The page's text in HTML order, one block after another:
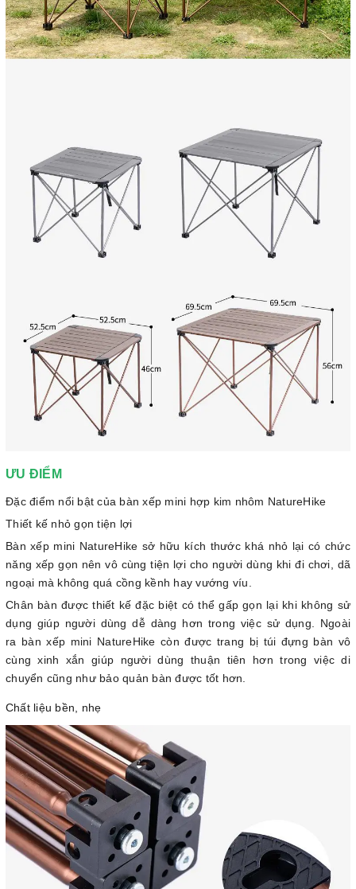
ƯU ĐIỂM
Đặc điểm nổi bật của bàn xếp mini hợp kim nhôm NatureHike
Thiết kế nhỏ gọn tiện lợi
Bàn xếp mini NatureHike sở hữu kích thước khá nhỏ lại có chức
năng xếp gọn nên vô cùng tiện lợi cho người dùng khi đi chơi, dã
ngoại mà không quá cồng kềnh hay vướng víu.
Chân bàn được thiết kế đặc biệt có thể gấp gọn lại khi không sử
dụng giúp người dùng dễ dàng hơn trong việc sử dụng. Ngoài
ra bàn xếp mini NatureHike còn được trang bị túi đựng bàn vô
cùng xinh xắn giúp người dùng thuận tiên hơn trong việc di
chuyển cũng như bảo quản bàn được tốt hơn.
Chất liệu bền, nhẹ